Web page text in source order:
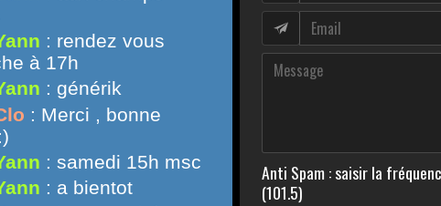
Anti Spam : saisir la
(101.5)